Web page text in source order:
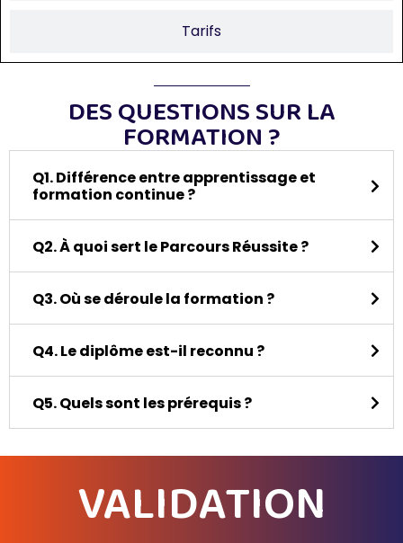
Tarifs
DES QUESTIONS SUR LA
FORMATION ?
Q1. Différence entre apprentissage et
formation continue ?
Q2. À quoi sert le Parcours Réussite ?
Q3. Où se déroule la formation ?
Q4. Le diplôme est-il reconnu ?
Q5. Quels sont les prérequis ?
VALIDATION